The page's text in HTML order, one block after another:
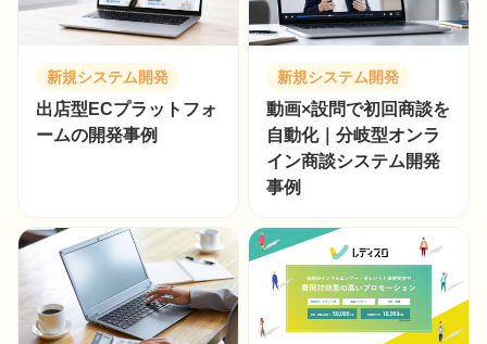
新規システム開発
出店型ECプラットフォ
ームの開発事例
新規システム開発
動画×設問で初回商談を
自動化｜分岐型オンラ
イン商談システム開発
事例